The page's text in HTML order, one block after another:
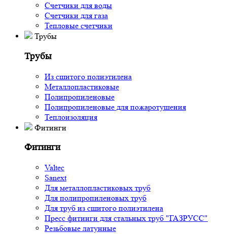
Счетчики для воды
Счетчики для газа
Тепловые счетчики
Трубы
Трубы
Из сшитого полиэтилена
Металлопластиковые
Полипропиленовые
Полипропиленовые для пожаротушения
Теплоизоляция
Фитинги
Фитинги
Valtec
Sanext
Для металлопластиковых труб
Для полипропиленовых труб
Для труб из сшитого полиэтилена
Пресс фитинги для стальных труб "ГАЗРУСС"
Резьбовые латунные